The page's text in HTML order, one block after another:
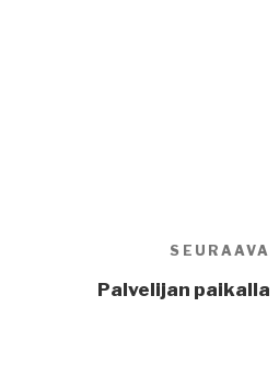
SEURAAVA
Palvelijan paikalla